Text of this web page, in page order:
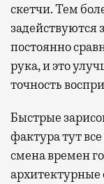
скетчи. Тем
задействуются
постоянно
рука, и это
точность
Быстрые
фактура тут
смена времен
архитектурные